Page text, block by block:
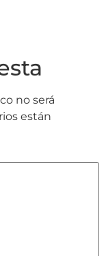
no será
están